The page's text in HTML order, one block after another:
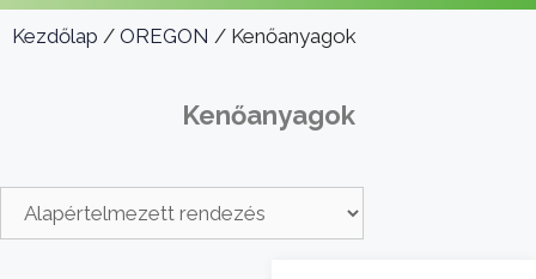
Alkatrészek
Védőfelszerelés
Tartozékok és kiegészítők
Kezdőlap / OREGON / Kenőanyagok
Kenőanyagok